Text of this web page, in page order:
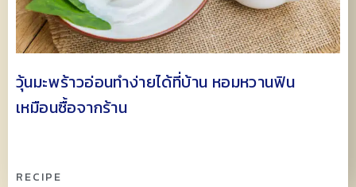
วุ้นมะพร้าวอ่อนทำง่ายได้ที่บ้าน หอมหวานฟิน
เหมือนซื้อจากร้าน
RECIPE